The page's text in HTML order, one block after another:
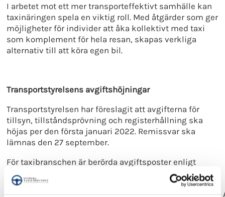
I arbetet mot ett mer transporteffektivt samhälle kan
taxinäringen spela en viktig roll. Med åtgärder som ger
möjligheter för individer att åka kollektivt med taxi
som komplement för hela resan, skapas verkliga
alternativ till att köra egen bil.
Transportstyrelsens avgiftshöjningar
Transportstyrelsen har föreslagit att avgifterna för
tillsyn, tillståndsprövning och registerhållning ska
höjas per den första januari 2022. Remissvar ska
lämnas den 27 september.
För taxibranschen är berörda avgiftsposter enligt
nedan
Avgiftspost